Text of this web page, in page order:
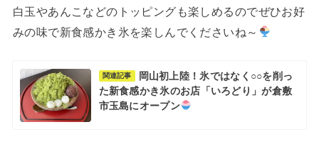
白玉やあんこなどのトッピングも楽しめるのでぜひお好
みの味で新食感かき氷を楽しんでくださいね～
関連記事
岡山初上陸！氷ではなく○○を削っ
た新食感かき氷のお店「いろどり」が倉敷
市玉島にオープン